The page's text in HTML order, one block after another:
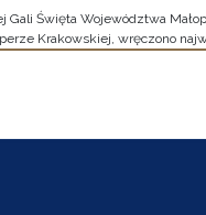
Gali Święta Województwa
Krakowskiej, wręczono